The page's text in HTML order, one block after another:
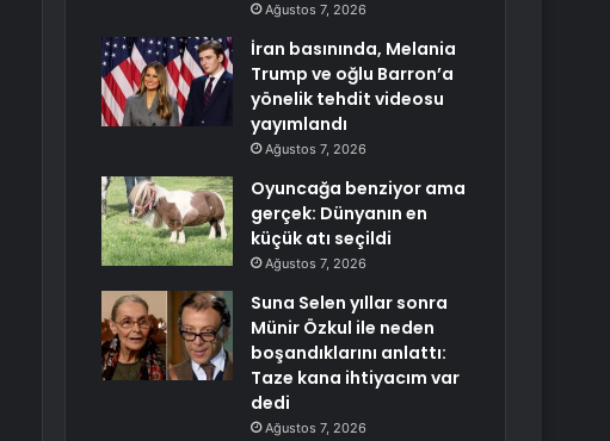
Ağustos 7, 2026
İran basınında, Melania
Trump ve oğlu Barron’a
yönelik tehdit videosu
yayımlandı
Ağustos 7, 2026
Oyuncağa benziyor ama
gerçek: Dünyanın en
küçük atı seçildi
Ağustos 7, 2026
Suna Selen yıllar sonra
Münir Özkul ile neden
boşandıklarını anlattı:
Taze kana ihtiyacım var
dedi
Ağustos 7, 2026